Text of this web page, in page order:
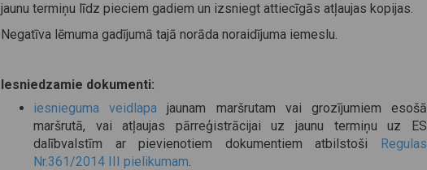
jaunu termiņu līdz pieciem gadiem un izsniegt attiecīgās atļaujas kopijas.
Negatīva lēmuma gadījumā tajā norāda noraidījuma iemeslu.
Iesniedzamie dokumenti:
iesnieguma veidlapa jaunam maršrutam vai grozījumiem esošā
maršrutā, vai atļaujas pārreģistrācijai uz jaunu termiņu uz ES
dalībvalstīm ar pievienotiem dokumentiem atbilstoši Regulas
Nr.361/2014 III pielikumam.